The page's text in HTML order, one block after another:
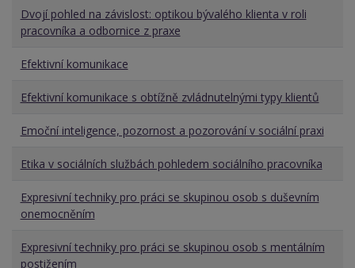
Dvojí pohled na závislost: optikou bývalého klienta v roli
pracovníka a odbornice z praxe
Efektivní komunikace
Efektivní komunikace s obtížně zvládnutelnými typy klientů
Emoční inteligence, pozornost a pozorování v sociální praxi
Etika v sociálních službách pohledem sociálního pracovníka
Expresivní techniky pro práci se skupinou osob s duševním
onemocněním
Expresivní techniky pro práci se skupinou osob s mentálním
postižením